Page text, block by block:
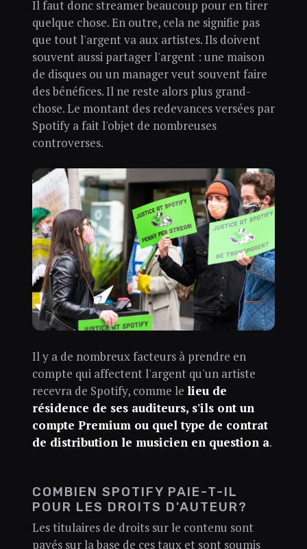
Il faut donc streamer beaucoup pour en tirer
quelque chose. En outre, cela ne signifie pas
que tout l'argent va aux artistes. Ils doivent
souvent aussi partager l'argent : une maison
de disques ou un manager veut souvent faire
des bénéfices. Il ne reste alors plus grand-
chose. Le montant des redevances versées par
Spotify a fait l'objet de nombreuses
controverses.
Il y a de nombreux facteurs à prendre en
compte qui affectent l'argent qu'un artiste
recevra de Spotify, comme le lieu de
résidence de ses auditeurs, s'ils ont un
compte Premium ou quel type de contrat
de distribution le musicien en question a.
COMBIEN SPOTIFY PAIE-T-IL
POUR LES DROITS D'AUTEUR?
Les titulaires de droits sur le contenu sont
payés sur la base de ces taux et sont soumis